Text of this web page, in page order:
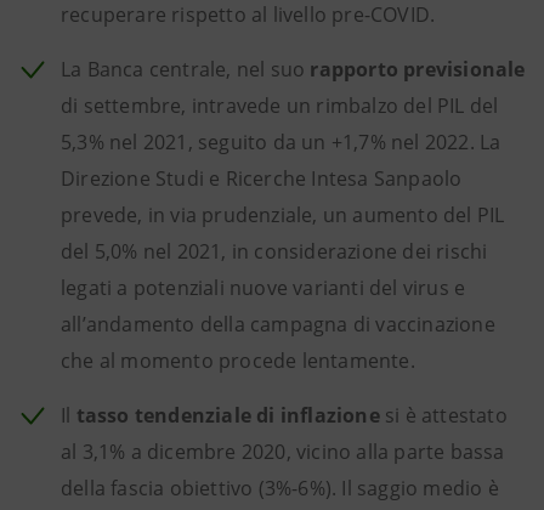
recuperare rispetto al livello pre-COVID.
La Banca centrale, nel suo rapporto previsionale
di settembre, intravede un rimbalzo del PIL del
5,3% nel 2021, seguito da un +1,7% nel 2022. La
Direzione Studi e Ricerche Intesa Sanpaolo
prevede, in via prudenziale, un aumento del PIL
del 5,0% nel 2021, in considerazione dei rischi
legati a potenziali nuove varianti del virus e
all’andamento della campagna di vaccinazione
che al momento procede lentamente.
Il tasso tendenziale di inflazionesi è attestato
al 3,1% a dicembre 2020, vicino alla parte bassa
della fascia obiettivo (3%-6%). Il saggio medio è